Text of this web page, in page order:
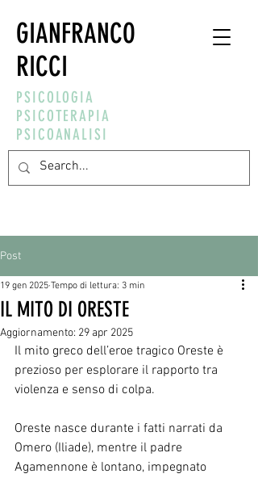
GIANFRANCO
RICCI
PSICOLOGIA
PSICOTERAPIA
PSICOANALISI
Post
IL MITO DI ORESTE
19 gen 2025 Tempo di lettura: 3 min
Aggiornamento: 29 apr 2025
Il mito greco dell’eroe tragico Oreste è
prezioso per esplorare il rapporto tra
violenza e senso di colpa.
Oreste nasce durante i fatti narrati da
Omero (Iliade), mentre il padre
Agamennone è lontano, impegnato